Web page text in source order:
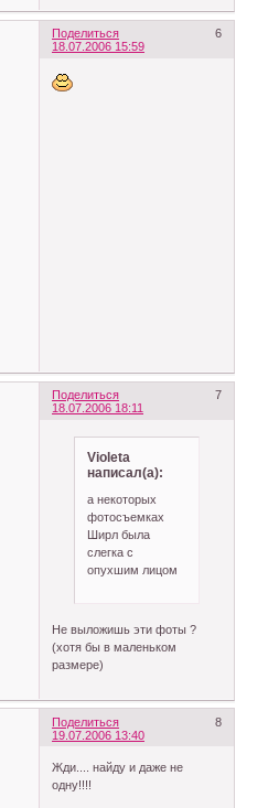
Поделиться
6
18.07.2006 15:59
Поделиться
7
18.07.2006 18:11
Violeta
написал(а):
а некоторых
фотосъемках
Ширл была
слегка с
опухшим лицом
Не выложишь эти фоты ?
(хотя бы в маленьком
размере)
Поделиться
8
19.07.2006 13:40
Жди.... найду и даже не
одну!!!!